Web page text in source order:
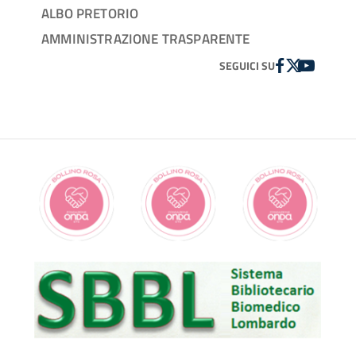
ALBO PRETORIO
AMMINISTRAZIONE TRASPARENTE
SEGUICI SUFACEBOOK
TWITTER
YOUTUBE